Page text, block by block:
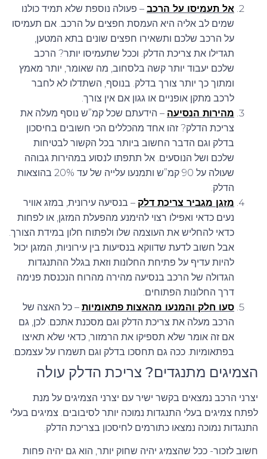
116/114
120/116
120/117
121/118
121/119
121/120
75
79
81
82
83
85
86
87
88
90/88
אל תעמיסו על הרכב – פעולה נוספת שלא תמיד כולנו
שמים לב אליה היא העמסת חפצים על הרכב. אם תעמיסו
על הרכב שלכם ותשאירו חפצים שונים בתא המטען,
תגדילו את צריכת הדלק. וככל שתעמיסו יותר? הרכב
שלכם יעבוד יותר קשה בלסחוב, מה שאומר, יותר מאמץ
ומתוך כך יותר צורך בדלק. בנוסף, השתדלו לא לחבר
לרכב מתקן אופניים או גגון אם אין צורך.
מהירות הנסיעה – הידעתם שכל קמ”ש נוסף מעלה את
צריכת הדלק? זהו אחד מהכללים הכי חשובים בחיסכון
בדלק וגם הדבר החשוב ביותר בכל הקשור לבטיחות
שלכם ושל הנוסעים. אל תתפתו לנסוע במהירות גבוהה
שעולה על 90 קמ”ש ותמנעו עלייה של עד 20% בהוצאות
הדלק.
מזגן מגביר צריכת דלק – בנסיעה עירונית, במזג אוויר
נעים כדאי ואפילו רצוי להימנע מהפעלת המזגן, או לפחות
כדאי להחליש את העוצמה שלו ולפתוח חלון במידת הצורך.
אבל חשוב לדעת שדווקא בנסיעות בין עירוניות, המזגן יכול
להיות עדיף על פתיחת החלונות וזאת בגלל ההתנגדות
הגדולה של הרכב בנסיעה מהירה מהרוח הנכנסת פנימה
דרך החלונות הפתוחים.
סעו חלק והמנעו מהאצות פתאומיות – כל האצה של
הרכב מעלה את צריכת הדלק וגם מסכנת אתכם. לכן, גם
אם זה אומר שלא תספיקו את הרמזור, כדאי שלא תאיצו
בפתאומיות. ככה גם תחסכו בדלק וגם תשמרו על עצמכם.
הצמיגים מתנגדים? צריכת הדלק עולה
יצרני הרכב נמצאים בקשר ישיר עם יצרני הצמיגים על מנת
לפתח צמיגים בעלי התנגדות נמוכה יותר לסיבובים. צמיגים בעלי
התנגדות נמוכה נמצאו כתורמים לחיסכון בצריכת הדלק.
חשוב לזכור- ככל שהצמיג יהיה שחוק יותר, הוא גם יהיה פחות